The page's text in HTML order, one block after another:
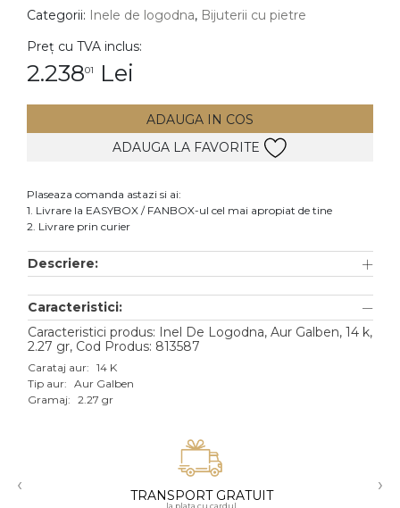
Cercei
Accesorii
Aur alb
Aur roz
Aur mixt
18K
Categorii: Inele de logodna, Bijuterii cu pietre
Preț cu TVA inclus:
2.23801 Lei
ADAUGA IN COS
ADAUGA LA FAVORITE
Plaseaza comanda astazi si ai:
1. Livrare la EASYBOX / FANBOX-ul cel mai apropiat de tine
2. Livrare prin curier
Descriere:
Caracteristici:
Caracteristici produs: Inel De Logodna, Aur Galben, 14 k,
2.27 gr, Cod Produs: 813587
Carataj aur: 14 K
Tip aur: Aur Galben
Gramaj: 2.27 gr
‹ TRANSPORT GRATUIT
la plata cu cardul
›